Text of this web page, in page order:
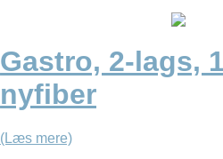
Gastro, 2-lags,
nyfiber
(Læs mere)